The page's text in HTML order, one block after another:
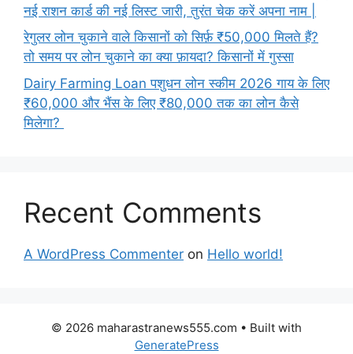
नई राशन कार्ड की नई लिस्ट जारी, तुरंत चेक करें अपना नाम |
रेगुलर लोन चुकाने वाले किसानों को सिर्फ़ ₹50,000 मिलते हैं?
तो समय पर लोन चुकाने का क्या फ़ायदा? किसानों में गुस्सा
Dairy Farming Loan पशुधन लोन स्कीम 2026 गाय के लिए
₹60,000 और भैंस के लिए ₹80,000 तक का लोन कैसे
मिलेगा?
Recent Comments
A WordPress Commenter on Hello world!
© 2026 maharastranews555.com • Built with
GeneratePress